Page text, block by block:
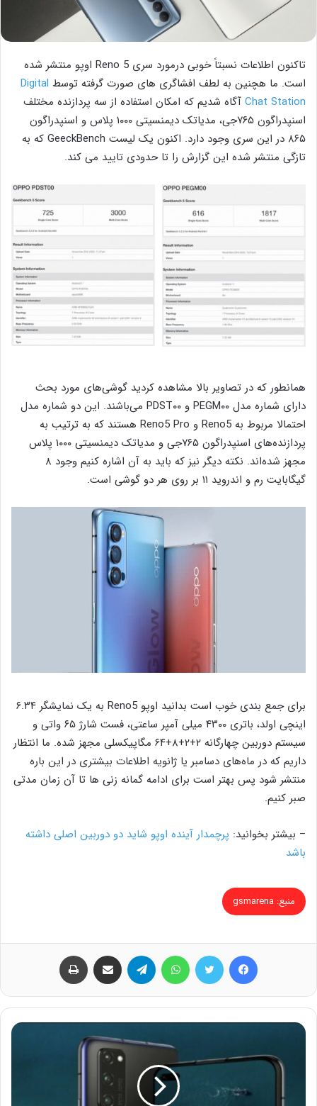
تاکنون اطلاعات نسبتاً خوبی درمورد سری Reno 5 اوپو منتشر شده
است. ما هچنین به لطف افشاگری های صورت گرفته توسط Digital
Chat Station آگاه شدیم که امکان استفاده از سه پردازنده مختلف
اسنپدراگون ۷۶۵جی، مدیاتک دیمنسیتی ۱۰۰۰ پلاس و اسنپدراگون
۸۶۵ در این سری وجود دارد. اکنون یک لیست GeeckBench که به
تازگی منتشر شده این گزارش را تا حدودی تایید می کند.
همانطور که در تصاویر بالا مشاهده کردید گوشی‌های مورد بحث
دارای شماره مدل PEGM۰۰ و PDST۰۰ می‌باشند. این دو شماره مدل
احتمالا مربوط به Reno5 و Reno5 Pro هستند که به ترتیب به
پردازنده‌های اسنپدراگون ۷۶۵جی و مدیاتک دیمنسیتی ۱۰۰۰ پلاس
مجهز شده‌اند. نکته دیگر نیز که باید به آن اشاره کنیم وجود ۸
گیگابایت رم و اندروید ۱۱ بر روی هر دو گوشی است.
برای جمع بندی خوب است بدانید اوپو Reno5 به یک نمایشگر ۶.۳۴
اینچی اولد، باتری ۴۳۰۰ میلی آمپر ساعتی، فست شارژ ۶۵ واتی و
سیستم دوربین چهارگانه ۲+۲+۸+۶۴ مگاپیکسلی مجهز شده‌. ما انتظار
داریم که در ماه‌های دسامبر یا ژانویه اطلاعات بیشتری در این باره
منتشر شود پس بهتر است برای ادامه گمانه زنی ها تا آن زمان مدتی
صبر کنیم.
– بیشتر بخوانید: پرچمدار آینده اوپو شاید دو دوربین اصلی داشته
باشد
منبع: gsmarena